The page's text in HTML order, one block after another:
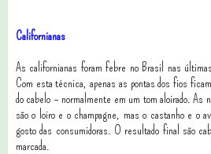
Californianas
As californianas foram febre no Brasil nas
Com esta técnica, apenas as pontas dos fios
do cabelo – normalmente em um tom aloirado. As
são o loiro e o champagne, mas o castanho e o
gosto das consumidoras. O resultado final são
marcada.